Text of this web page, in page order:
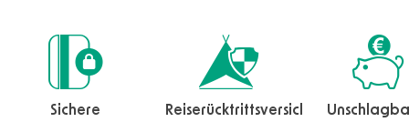
Sichere
Reiserücktrittsversicherung